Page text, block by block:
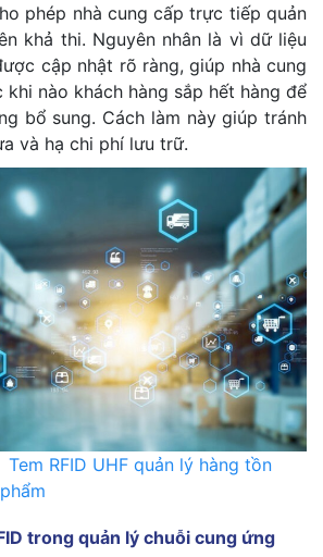
phép nhà cung cấp trực tiếp quản
khả thi. Nguyên nhân là vì dữ liệu
cập nhật rõ ràng, giúp nhà cung
nào khách hàng sắp hết hàng để
bổ sung. Cách làm này giúp tránh
và hạ chi phí lưu trữ.
Tem RFID UHF quản lý hàng tồn
trong quản lý chuỗi cung ứng